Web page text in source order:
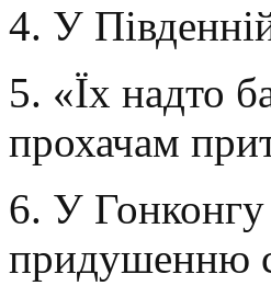
4. У
5. «Їх надто
прохачам
6. У Гонконгу
придушенню